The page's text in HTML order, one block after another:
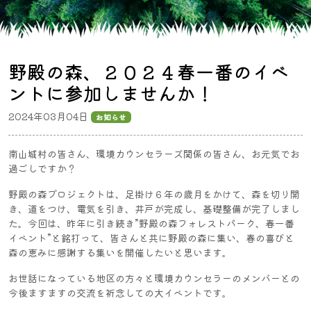
野殿の森、２０２４春一番のイベ
ントに参加しませんか！
2024年03月04日 お知らせ
南山城村の皆さん、環境カウンセラーズ関係の皆さん、お元気でお
過ごしですか？
野殿の森プロジェクトは、足掛け６年の歳月をかけて、森を切り開
き、道をつけ、電気を引き、井戸が完成し、基礎整備が完了しまし
た。今回は、昨年に引き続き”野殿の森フォレストパーク、春一番
イベント”と銘打って、皆さんと共に野殿の森に集い、春の喜びと
森の恵みに感謝する集いを開催したいと思います。
お世話になっている地区の方々と環境カウンセラーのメンバーとの
今後ますますの交流を祈念しての大イベントです。